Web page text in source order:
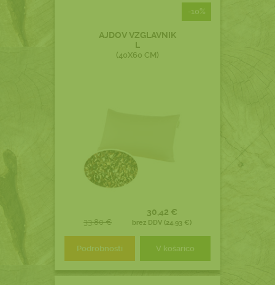
-10%
AJDOV VZGLAVNIK
L
(40X60 CM)
33,80 €
30,42 €
brez DDV (24,93 €)
Podrobnosti V košarico